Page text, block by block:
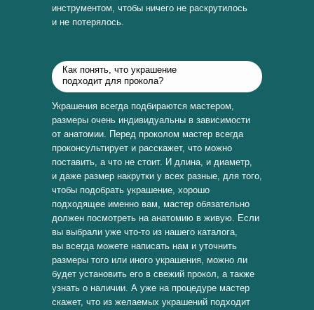
инструментом, чтобы ничего не раскрутилось
и не потерялось.
Как понять, что украшение
подходит для прокола?
Украшения всегда подбираются мастером,
размеры очень индивидуальны в зависимости
от анатомии. Перед проколом мастер всегда
проконсультирует и расскажет, что можно
поставить, а что не стоит. И длина, и диаметр,
и даже размер накрутки у всех разные, для того,
чтобы подобрать украшение, хорошо
подходящее именно вам, мастер обязательно
должен посмотреть на анатомию в живую. Если
вы выбрали уже что-то из нашего каталога,
вы всегда можете написать нам и уточнить
размеры того или иного украшения, можно ли
будет установить его в свежий прокол, а также
узнать о наличии. А уже на процедуре мастер
скажет, что из желаемых украшений подходит